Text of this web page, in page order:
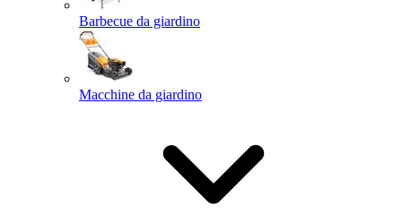
Barbecue da giardino
Macchine da giardino